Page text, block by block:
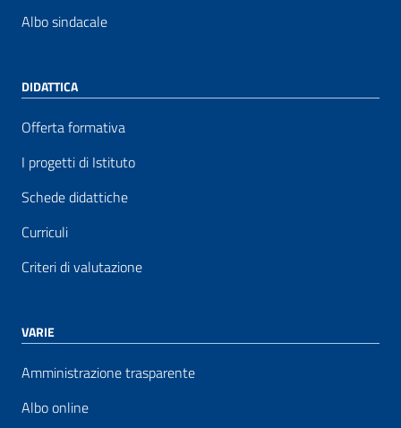
Albo sindacale
DIDATTICA
Offerta formativa
I progetti di Istituto
Schede didattiche
Curriculi
Criteri di valutazione
VARIE
Amministrazione trasparente
Albo online